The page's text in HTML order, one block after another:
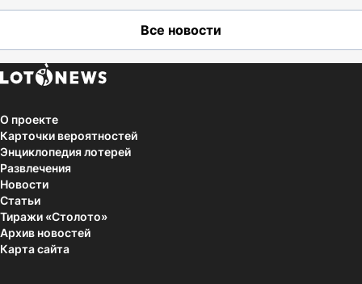
Все новости
О проекте
Карточки вероятностей
Энциклопедия лотерей
Развлечения
Новости
Статьи
Тиражи «Столото»
Архив новостей
Карта сайта